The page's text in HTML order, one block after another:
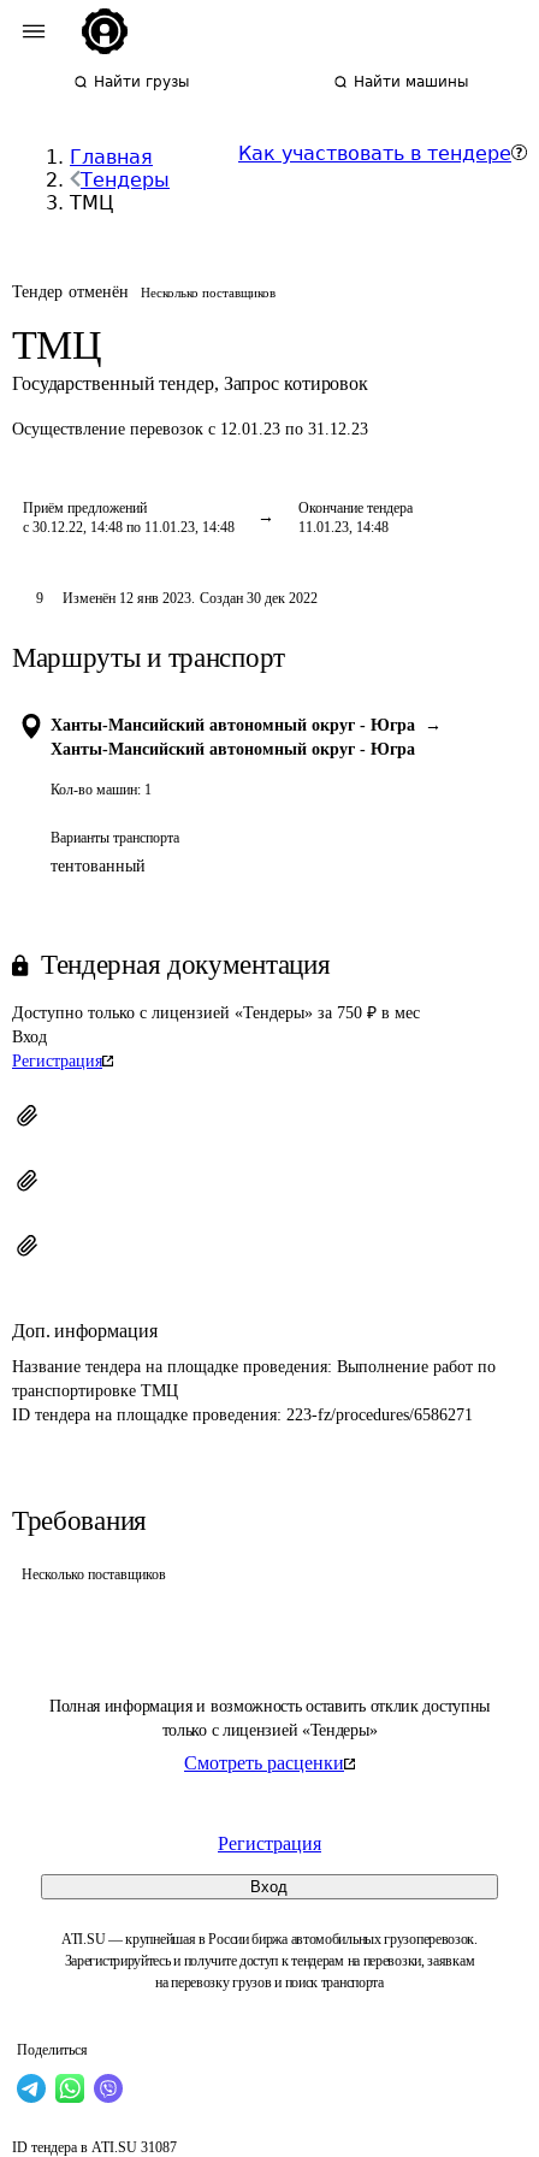
Найти грузы Найти машины
Главная
Тендеры
ТМЦ
Как участвовать в тендере
Тендер отменён Несколько поставщиков
ТМЦ
Государственный тендер, Запрос котировок
Осуществление перевозок с 12.01.23 по 31.12.23
Приём предложений
с 30.12.22, 14:48 по 11.01.23, 14:48
Окончание тендера
11.01.23, 14:48
Полная информация и возможность оставить отклик доступны
только с лицензией «Тендеры»
Смотреть расценки
Регистрация
Вход
ATI.SU — крупнейшая в России биржа автомобильных грузоперевозок.
Зарегистрируйтесь и получите доступ к тендерам на перевозки, заявкам
на перевозку грузов и поиск транспорта
Поделиться
9 Изменён 12 янв 2023. Создан 30 дек 2022
Маршруты и транспорт
Ханты-Мансийский автономный округ - Югра
→
Ханты-Мансийский автономный округ - Югра
Кол-во машин: 1
Варианты транспорта
тентованный
Тендерная документация
Доступно только с лицензией «Тендеры» за 750 ₽ в мес
Вход
Регистрация
Доп. информация
Название тендера на площадке проведения: Выполнение работ по
транспортировке ТМЦ
ID тендера на площадке проведения: 223-fz/procedures/6586271
Требования
Несколько поставщиков
ID тендера в ATI.SU 31087